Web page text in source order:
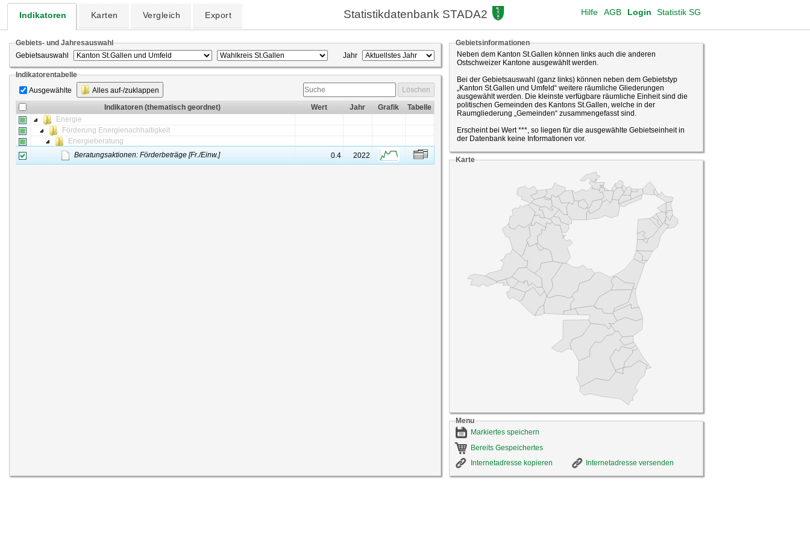
Indikatoren Karten Vergleich Export Statistikdatenbank STADA2 Login Statistik SG
AGB
Hilfe
Gebiets- und Jahresauswahl
Gebietsauswahl
Jahr
Indikatorentabelle
Ausgewählte
Alles auf-/zuklappen Löschen
Indikatoren (thematisch geordnet) Wert Jahr Grafik
Tabelle
Energie
Förderung Energienachhaltigkeit
Energieberatung
Beratungsaktionen: Förderbeträge [Fr./Einw.]
0.4 2022
Gebietsinformationen
Neben dem Kanton St.Gallen können links auch die anderen
Ostschweizer Kantone ausgewählt werden.
Bei der Gebietsauswahl (ganz links) können neben dem Gebietstyp
„Kanton St.Gallen und Umfeld“ weitere räumliche Gliederungen
ausgewählt werden. Die kleinste verfügbare räumliche Einheit sind die
politischen Gemeinden des Kantons St.Gallen, welche in der
Raumgliederung „Gemeinden“ zusammengefasst sind.
Erscheint bei Wert ***, so liegen für die ausgewählte Gebietseinheit in
der Datenbank keine Informationen vor.
Karte
Menu
Markiertes speichern
Bereits Gespeichertes
Internetadresse kopieren
Internetadresse versenden